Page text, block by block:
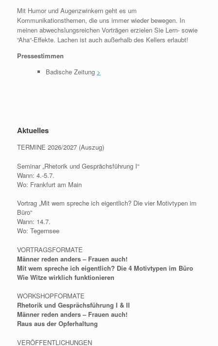
Mit Humor und Augenzwinkern geht es um
Kommunikationsthemen, die uns immer wieder bewegen. In
meinen abwechslungsreichen Vorträgen erzielen Sie Lern- sowie
“Aha“-Effekte. Lachen ist auch außerhalb des Kellers erlaubt!
Pressestimmen
Badische Zeitung >
Aktuelles
TERMINE 2026/2027 (Auszug)
Seminar „Rhetorik und Gesprächsführung I“
Wann: 4.-5.7.
Wo: Frankfurt am Main
Vortrag „Mit wem spreche ich eigentlich? Die vier Motivtypen im
Büro“
Wann: 14.7.
Wo: Tegernsee
VORTRAGSFORMATE
Männer reden anders – Frauen auch!
Mit wem spreche ich eigentlich? Die 4 Motivtypen im Büro
Wie Witze wirklich funktionieren
WORKSHOPFORMATE
Rhetorik und Gesprächsführung I & II
Männer reden anders – Frauen auch!
Raus aus der Opferhaltung
VERÖFFENTLICHUNGEN